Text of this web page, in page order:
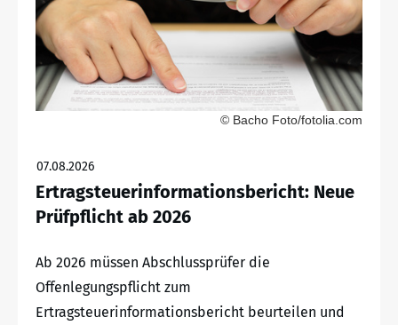
© Bacho Foto/fotolia.com
07.08.2026
Ertragsteuerinformationsbericht: Neue
Prüfpflicht ab 2026
Ab 2026 müssen Abschlussprüfer die
Offenlegungspflicht zum
Ertragsteuerinformationsbericht beurteilen und